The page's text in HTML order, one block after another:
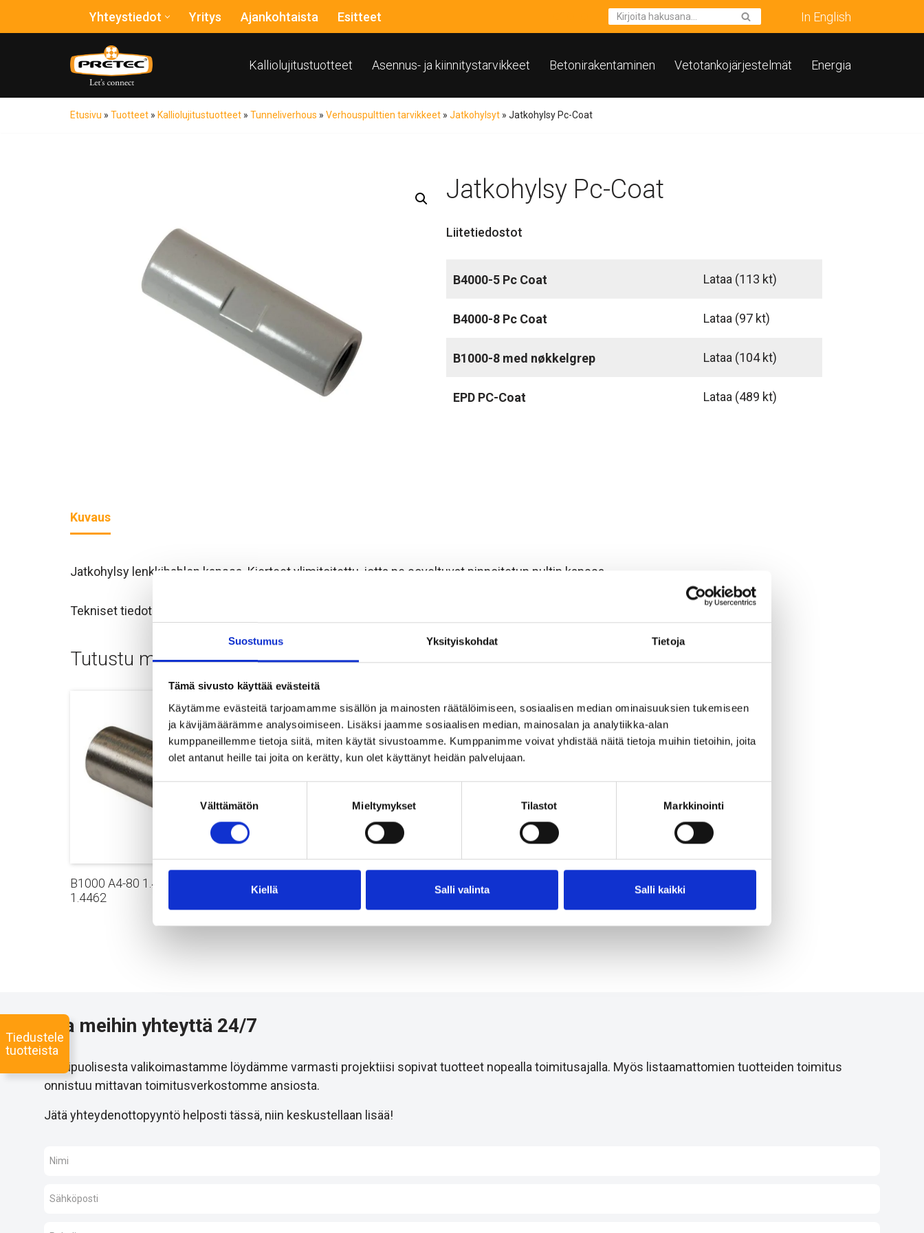
Suostumus Yksityiskohdat Tietoja
Tämä sivusto käyttää evästeitä
Käytämme evästeitä tarjoamamme sisällön ja mainosten räätälöimiseen, sosiaalisen median ominaisuuksien tukemiseen
ja kävijämäärämme analysoimiseen. Lisäksi jaamme sosiaalisen median, mainosalan ja analytiikka-alan
kumppaneillemme tietoja siitä, miten käytät sivustoamme. Kumppanimme voivat yhdistää näitä tietoja muihin tietoihin, joita
olet antanut heille tai joita on kerätty, kun olet käyttänyt heidän palvelujaan.
Suostumuksen
valinta
Välttämätön Mieltymykset Tilastot Markkinointi
Kiellä Salli valinta Salli kaikki
Yhteystiedot Yritys Ajankohtaista Esitteet In English
Kalliolujitustuotteet Asennus- ja kiinnitystarvikkeet Betonirakentaminen Vetotankojärjestelmät Energia
Etusivu » Tuotteet » Kalliolujitustuotteet » Tunneliverhous » Verhouspulttien tarvikkeet » Jatkohylsyt » Jatkohylsy Pc-Coat
Jatkohylsy Pc-Coat
Liitetiedostot
B4000-5 Pc Coat Lataa (113 kt)
B4000-8 Pc Coat Lataa (97 kt)
B1000-8 med nøkkelgrep Lataa (104 kt)
EPD PC-Coat Lataa (489 kt)
Kuvaus
Jatkohylsy lenkkihahlon kanssa. Kierteet ylimitoitettu, jotta ne soveltuvat pinnoitetun pultin kanssa.
Tekniset tiedot löytyvät tuotetiedosta ja esiteestä.
Tutustu myös
B1000 A4-80 1.4404 / D6-80
1.4462
Jatkohylsy B2000 PC-Coat B1000 A4 1.4404 / D6 1.4462
Ota meihin yhteyttä 24/7
Monipuolisesta valikoimastamme löydämme varmasti projektiisi sopivat tuotteet nopealla toimitusajalla. Myös listaamattomien tuotteiden toimitus
onnistuu mittavan toimitusverkostomme ansiosta.
Jätä yhteydenottopyyntö helposti tässä, niin keskustellaan lisää!
Tiedustele
tuotteista